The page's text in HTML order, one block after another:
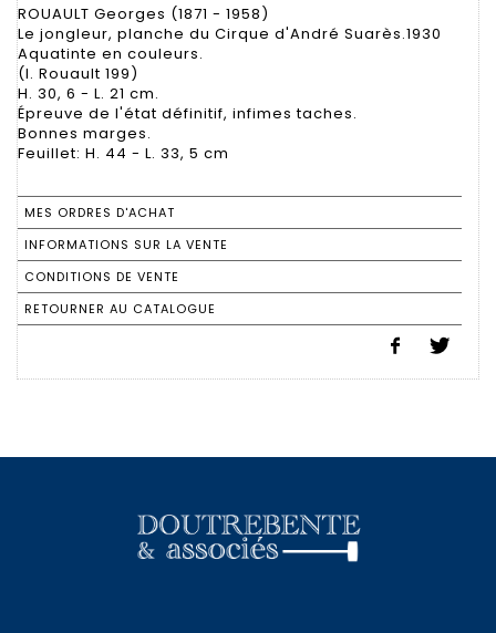
ROUAULT Georges (1871 - 1958)
Le jongleur, planche du Cirque d'André Suarès.1930
Aquatinte en couleurs.
(I. Rouault 199)
H. 30, 6 - L. 21 cm.
Épreuve de l'état définitif, infimes taches.
Bonnes marges.
Feuillet: H. 44 - L. 33, 5 cm
MES ORDRES D'ACHAT
INFORMATIONS SUR LA VENTE
CONDITIONS DE VENTE
RETOURNER AU CATALOGUE